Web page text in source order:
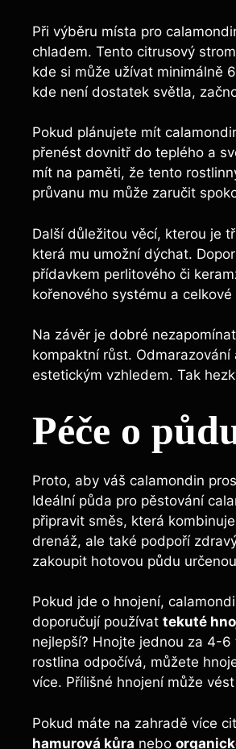
Při výběru místa pro
chladem. Tento citrusový
kde si může užívat minimálně
kde není dostatek světla,
Pokud plánujete mít
přenést dovnitř do teplého a
mít na paměti, že tento
průvanu mu může zaručit
Další důležitou věcí, kterou je
která mu umožní dýchat.
přídavkem perlitového či
kořenového systému a
Na závěr je dobré
kompaktní růst.
estetickým vzhledem. Tak
Péče o
Proto, aby váš calamondin
Ideální půda pro pěstování
připravit směs, která kombinuje
drenáž, ale také podpoří
zakoupit hotovou půdu
Pokud jde o hnojení,
doporučují používat tekuté
nejlepší? Hnojte jednou za 4-
rostlina odpočívá, můžete
více. Přílišné hnojení může
Pokud máte na zahradě více
hamurová kůra nebo